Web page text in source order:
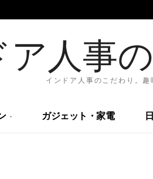
人事
インドア人事のこだわり。趣
ガジェット・家電